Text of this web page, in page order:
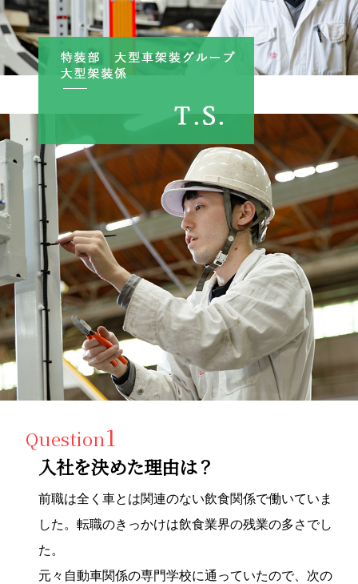
Question1
入社を決めた理由は？
前職は全く車とは関連のない飲食関係で働いていま
した。転職のきっかけは飲食業界の残業の多さでし
た。
元々自動車関係の専門学校に通っていたので、次の